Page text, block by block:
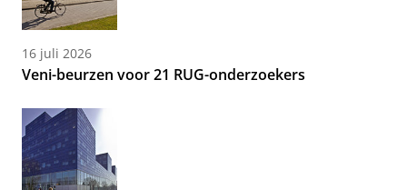
16 juli 2026
Veni-beurzen voor 21 RUG-onderzoekers